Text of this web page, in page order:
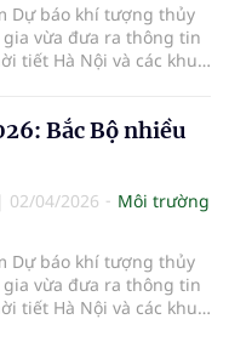
Dự báo khí tượng thủy
gia vừa đưa ra thông tin
tiết Hà Nội và các khu
Bắc Bộ nhiều
02/04/2026
Môi trường
Dự báo khí tượng thủy
gia vừa đưa ra thông tin
tiết Hà Nội và các khu